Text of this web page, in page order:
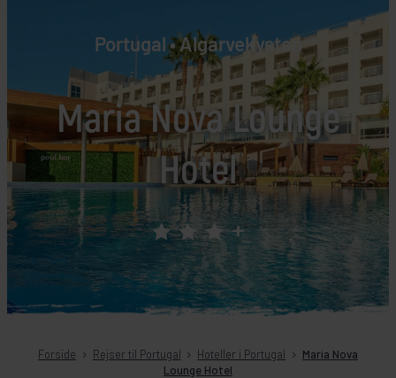
Maria Nova Lounge
Hotel
Portugal • Algarvekysten
+
Forside Rejser til Portugal Hoteller i Portugal
Maria Nova
Lounge Hotel